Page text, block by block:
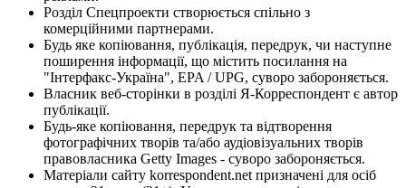
Розділ Спецпроекти створюється спільно з
комерційними партнерами.
Будь яке копіювання, публікація, передрук, чи наступне
поширення інформації, що містить посилання на
"Інтерфакс-Україна", EPA / UPG, суворо забороняється.
Власник веб-сторінки в розділі Я-Корреспондент є автор
публікації.
Будь-яке копіювання, передрук та відтворення
фотографічних творів та/або аудіовізуальних творів
правовласника Getty Images - суворо забороняється.
Матеріали сайту korrespondent.net призначені для осіб